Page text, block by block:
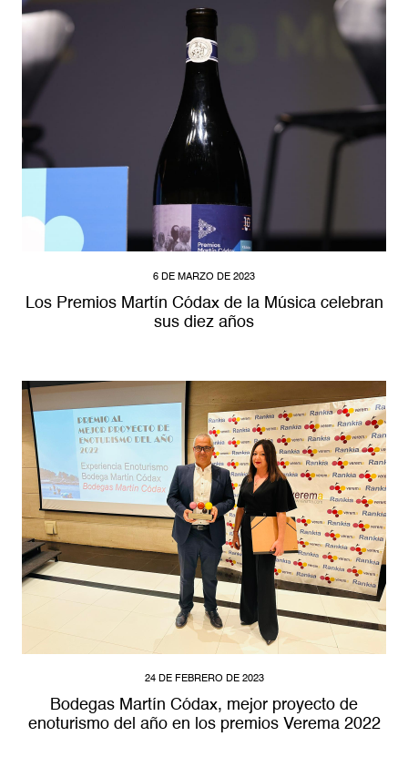
6 DE MARZO DE 2023
Los Premios Martín Códax de la Música celebran
sus diez años
24 DE FEBRERO DE 2023
Bodegas Martín Códax, mejor proyecto de
enoturismo del año en los premios Verema 2022